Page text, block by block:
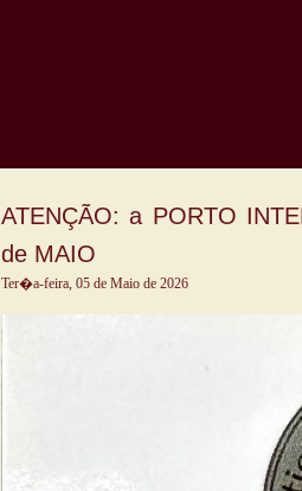
ATENÇÃO: a PORTO
de MAIO
Ter�a-feira, 05 de Maio de 2026